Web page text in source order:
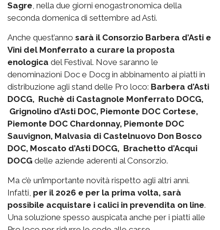
Sagre, nella due giorni enogastronomica della
seconda domenica di settembre ad Asti.
Anche quest’anno sarà il Consorzio Barbera d’Asti e
Vini del Monferrato a curare la proposta
enologica del Festival. Nove saranno le
denominazioni Doc e Docg in abbinamento ai piatti in
distribuzione agli stand delle Pro loco: Barbera d’Asti
DOCG, Ruchè di Castagnole Monferrato DOCG,
Grignolino d’Asti DOC, Piemonte DOC Cortese,
Piemonte DOC Chardonnay, Piemonte DOC
Sauvignon, Malvasia di Castelnuovo Don Bosco
DOC, Moscato d’Asti DOCG, Brachetto d’Acqui
DOCG delle aziende aderenti al Consorzio.
Ma c’è un’importante novità rispetto agli altri anni.
Infatti, per il 2026 e per la prima volta, sarà
possibile acquistare i calici in prevendita on line.
Una soluzione spesso auspicata anche per i piatti alle